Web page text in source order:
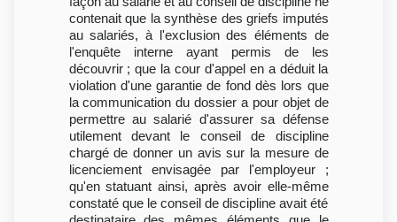
contenait que la synthèse des griefs imputés
au salariés, à l'exclusion des éléments de
l'enquête interne ayant permis de les
découvrir ; que la cour d'appel en a déduit la
violation d'une garantie de fond dès lors que
la communication du dossier a pour objet de
permettre au salarié d'assurer sa défense
utilement devant le conseil de discipline
chargé de donner un avis sur la mesure de
licenciement envisagée par l'employeur ;
qu'en statuant ainsi, après avoir elle-même
constaté que le conseil de discipline avait été